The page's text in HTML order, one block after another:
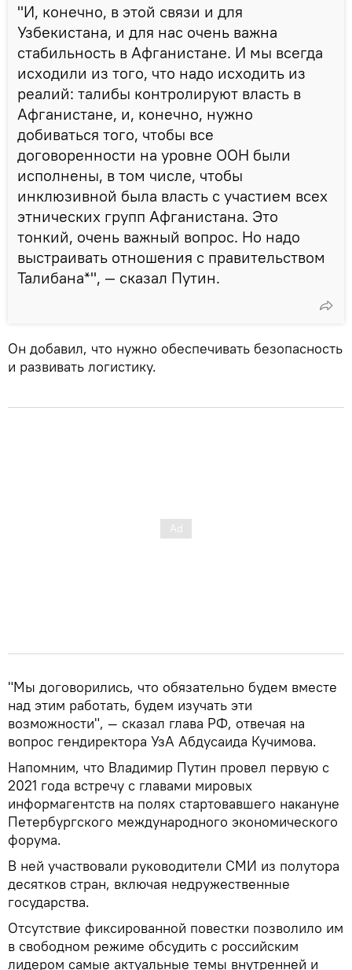
"И, конечно, в этой связи и для
Узбекистана, и для нас очень важна
стабильность в Афганистане. И мы всегда
исходили из того, что надо исходить из
реалий: талибы контролируют власть в
Афганистане, и, конечно, нужно
добиваться того, чтобы все
договоренности на уровне ООН были
исполнены, в том числе, чтобы
инклюзивной была власть с участием всех
этнических групп Афганистана. Это
тонкий, очень важный вопрос. Но надо
выстраивать отношения с правительством
Талибана*", — сказал Путин.
Он добавил, что нужно обеспечивать безопасность
и развивать логистику.
"Мы договорились, что обязательно будем вместе
над этим работать, будем изучать эти
возможности", — сказал глава РФ, отвечая на
вопрос гендиректора УзА Абдусаида Кучимова.
Напомним, что Владимир Путин провел первую с
2021 года встречу с главами мировых
информагентств на полях стартовавшего накануне
Петербургского международного экономического
форума.
В ней участвовали руководители СМИ из полутора
десятков стран, включая недружественные
государства.
Отсутствие фиксированной повестки позволило им
в свободном режиме обсудить с российским
лидером самые актуальные темы внутренней и